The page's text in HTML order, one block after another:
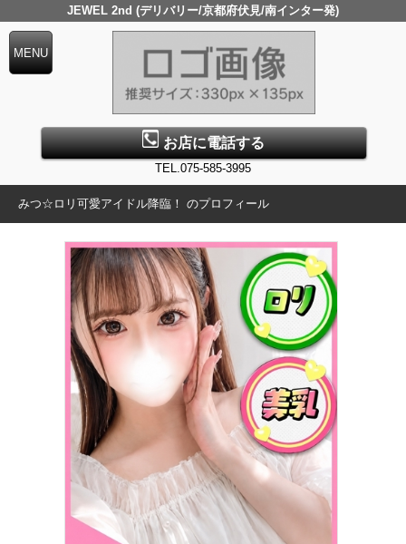
JEWEL 2nd (デリバリー/京都府伏見/南インター発)
お店に電話する
TEL.075-585-3995
みつ☆ロリ可愛アイドル降臨！ のプロフィール